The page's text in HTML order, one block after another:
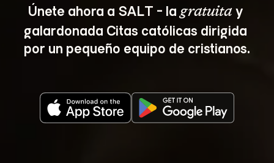
Únete ahora a SALT - la gratuita y
galardonada Citas católicas dirigida
por un pequeño equipo de cristianos.